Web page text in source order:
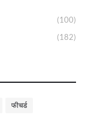
(100)
(182)
फीचर्ड